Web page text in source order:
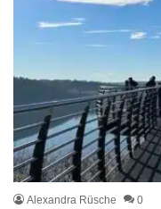
Alexandra Rüsche 0